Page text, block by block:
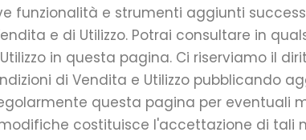
funzionalità e strumenti aggiunti
e di Utilizzo. Potrai consultare in
in questa pagina. Ci riserviamo il
di Vendita e Utilizzo pubblicando
questa pagina per eventuali
costituisce l'accettazione di tali